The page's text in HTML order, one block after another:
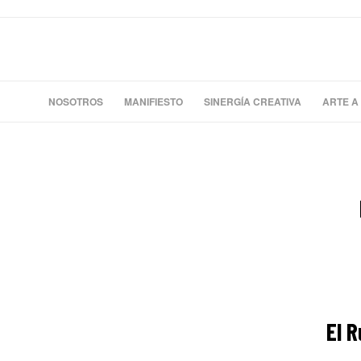
NOSOTROS MANIFIESTO SINERGÍA CREATIVA ARTE
El